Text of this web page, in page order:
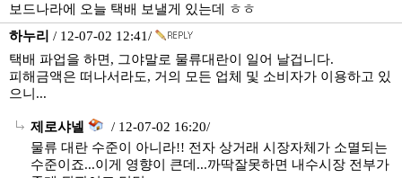
보드나라에 오늘 택배 보낼게 있는데 ㅎㅎ
하누리 / 12-07-02 12:41/
택배 파업을 하면, 그야말로 물류대란이 일어 날겁니다.
피해금액은 떠나서라도, 거의 모든 업체 및 소비자가 이용하고 있
으니...
제로샤넬
/ 12-07-02 16:20/
물류 대란 수준이 아니라!! 전자 상거래 시장자체가 소멸되는
수준이죠...이게 영향이 큰데...까딱잘못하면 내수시장 전부가